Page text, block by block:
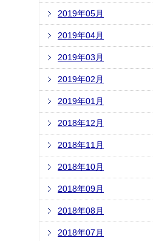
2019年05月
2019年04月
2019年03月
2019年02月
2019年01月
2018年12月
2018年11月
2018年10月
2018年09月
2018年08月
2018年07月